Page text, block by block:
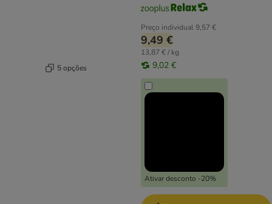
5 opções
Preço individual9,57 €
9,49 €
13,87 € / kg
9,02 €
Ativar desconto -20%